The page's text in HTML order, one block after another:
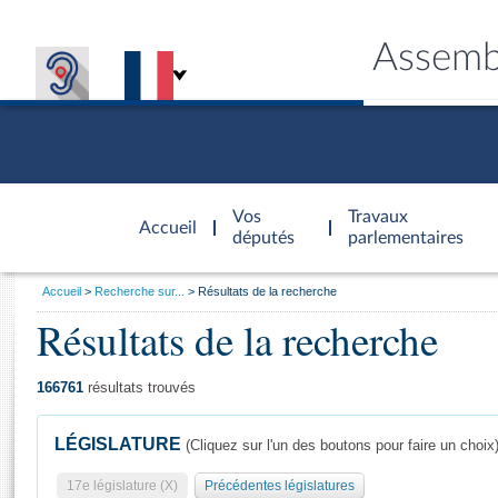
Accueil
d'accueil
Vos
députés
Travaux
parlementaires
Général
Vous
Accueil Recherche sur... Résultats de la recherche
Résultats de la recherche
166761 résultats trouvés
LÉGISLATURE (Cliquez sur l'un des boutons pour faire un choix)
17e législature (X) Précédentes législatures